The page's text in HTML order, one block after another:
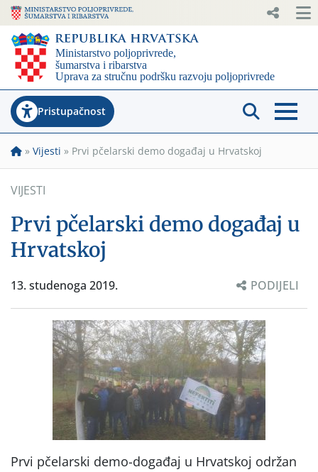
Pristupačnost
» Vijesti » Prvi pčelarski demo događaj u Hrvatskoj
VIJESTI
Prvi pčelarski demo događaj u
Hrvatskoj
13. studenoga 2019. PODIJELI
Prvi pčelarski demo-događaj u Hrvatskoj održan